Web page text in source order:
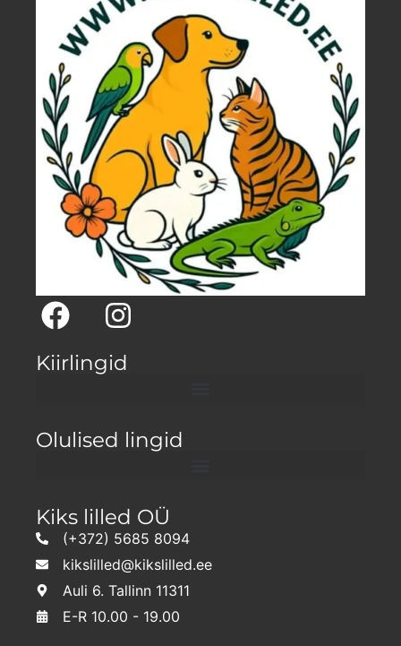
Kiirlingid
Olulised lingid
Kiks lilled OÜ
(+372) 5685 8094
kikslilled@kikslilled.ee
Auli 6. Tallinn 11311
E-R 10.00 - 19.00